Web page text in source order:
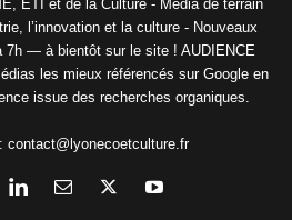
ETI et de la Culture - Média de terrain
l’innovation et la culture - Nouveaux
7h — à bientôt sur le site ! AUDIENCE
les mieux référencés sur Google en
issue des recherches organiques.
contact@lyonecoetculture.fr